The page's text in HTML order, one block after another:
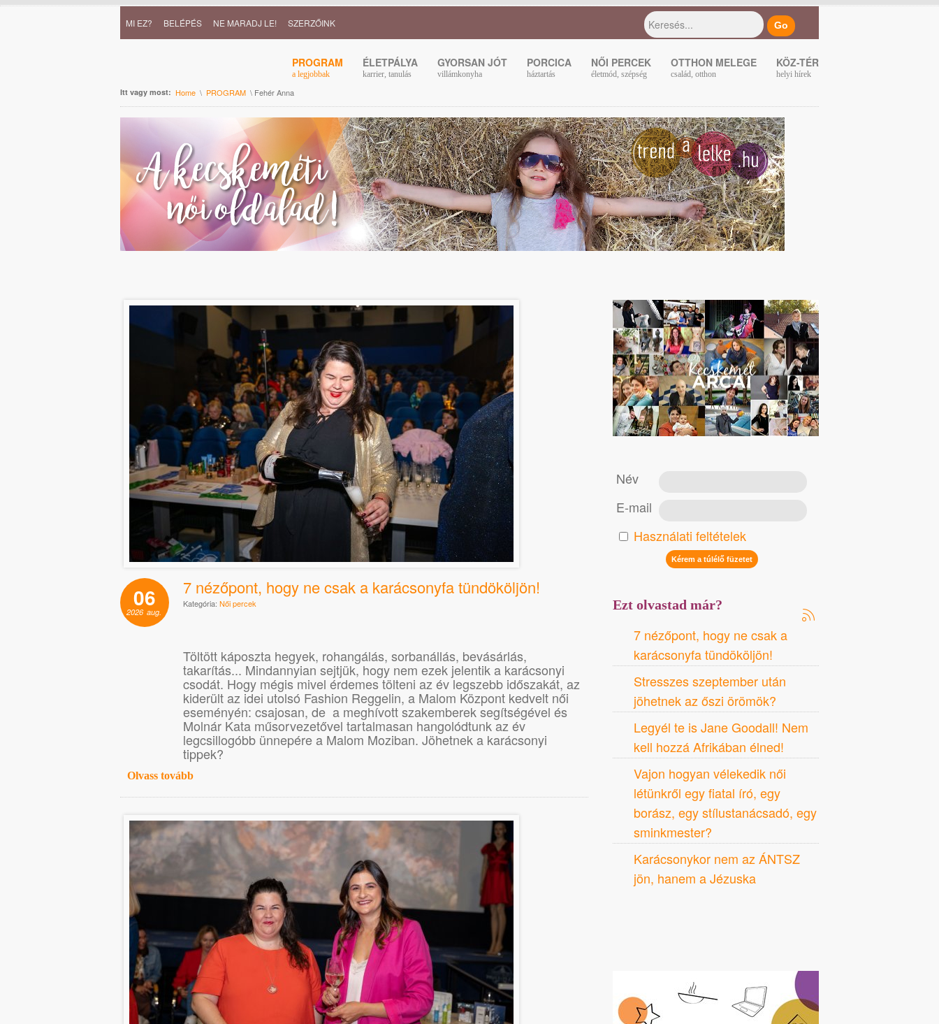
MI EZ? BELÉPÉS NE MARADJ LE! SZERZŐINK
PROGRAM
a legjobbak
ÉLETPÁLYA
karrier, tanulás
GYORSAN JÓT
villámkonyha
PORCICA
háztartás
NŐI PERCEK
életmód, szépség
OTTHON MELEGE
család, otthon
KÖZ-TÉR
helyi hírek
Itt vagy most: Home \ PROGRAM \ Fehér Anna
06
2026 aug.
7 nézőpont, hogy ne csak a karácsonyfa tündököljön!
Kategória: Női percek
Töltött káposzta hegyek, rohangálás, sorbanállás, bevásárlás,
takarítás... Mindannyian sejtjük, hogy nem ezek jelentik a karácsonyi
csodát. Hogy mégis mivel érdemes tölteni az év legszebb időszakát, az
kiderült az idei utolsó Fashion Reggelin, a Malom Központ kedvelt női
eseményén: csajosan, de a meghívott szakemberek segítségével és
Molnár Kata műsorvezetővel tartalmasan hangolódtunk az év
legcsillogóbb ünnepére a Malom Moziban. Jöhetnek a karácsonyi
tippek?
Olvass tovább
Név
E-mail
Használati feltételek
Ezt olvastad már?
7 nézőpont, hogy ne csak a
karácsonyfa tündököljön!
Stresszes szeptember után
jöhetnek az őszi örömök?
Legyél te is Jane Goodall! Nem
kell hozzá Afrikában élned!
Vajon hogyan vélekedik női
létünkről egy fiatal író, egy
borász, egy stílustanácsadó, egy
sminkmester?
Karácsonykor nem az ÁNTSZ
jön, hanem a Jézuska